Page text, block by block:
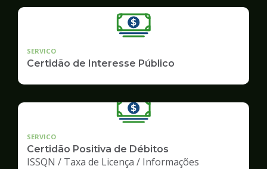
SERVICO
Certidão de Interesse Público
SERVICO
Certidão Positiva de Débitos
ISSQN / Taxa de Licença / Informações